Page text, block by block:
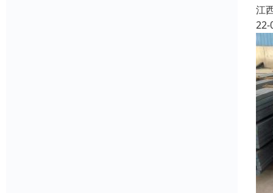
江
22-